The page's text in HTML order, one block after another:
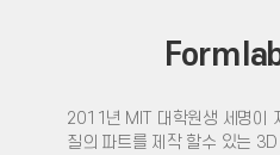
2011년 MIT 대학원생 세명이
질의 파트를 제작 할수 있는